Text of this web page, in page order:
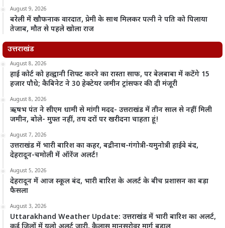
August 9, 2026
बरेली में खौफनाक वारदात, प्रेमी के साथ मिलकर पत्नी ने पति को पिलाया
तेजाब, मौत से पहले खोला राज
उत्तराखंड
August 8, 2026
हाई कोर्ट को हल्द्वानी शिफ्ट करने का रास्ता साफ, पर बेलबाबा में कटेंगे 15
हजार पौधे; कैबिनेट ने 30 हेक्टेयर जमीन ट्रांसफर की दी मंजूरी
August 8, 2026
ऋषभ पंत ने सीएम धामी से मांगी मदद- उत्तराखंड में तीन साल से नहीं मिली
जमीन, बोले- मुफ्त नहीं, तय दरों पर खरीदना चाहता हूं!
August 7, 2026
उत्तराखंड में भारी बारिश का कहर, बद्रीनाथ-गंगोत्री-यमुनोत्री हाईवे बंद,
देहरादून-चमोली में ऑरेंज अलर्ट!
August 5, 2026
देहरादून में आज स्कूल बंद, भारी बारिश के अलर्ट के बीच प्रशासन का बड़ा
फैसला
August 3, 2026
Uttarakhand Weather Update: उत्तराखंड में भारी बारिश का अलर्ट,